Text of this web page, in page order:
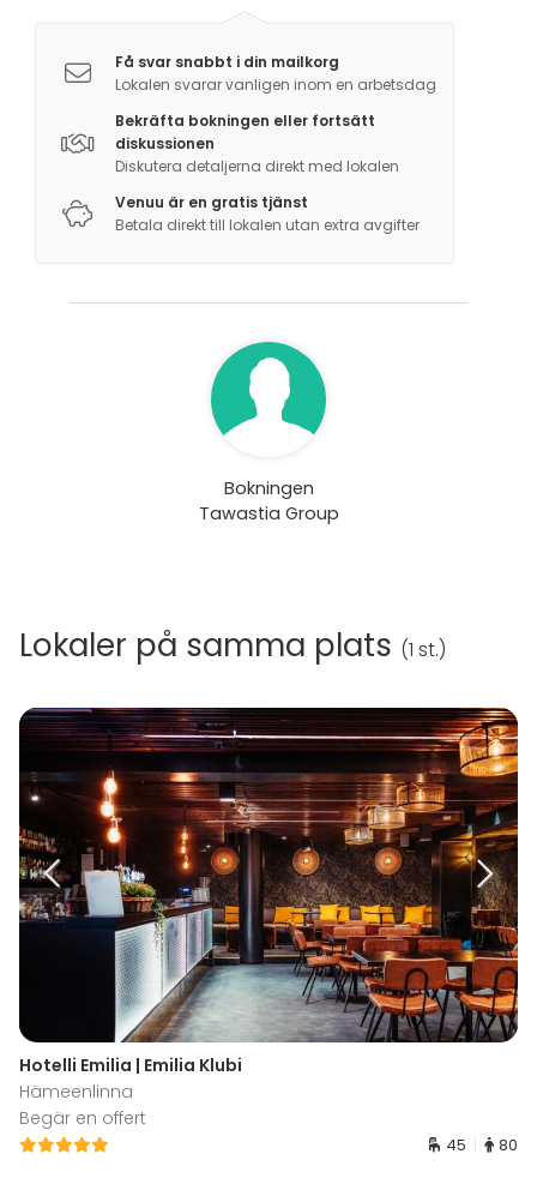
Få svar snabbt i din mailkorg
Lokalen svarar vanligen inom en arbetsdag
Bekräfta bokningen eller fortsätt
diskussionen
Diskutera detaljerna direkt med lokalen
Venuu är en gratis tjänst
Betala direkt till lokalen utan extra avgifter
Bokningen
Tawastia Group
Lokaler på samma plats (1 st.)
Hotelli Emilia | Emilia Klubi
Hämeenlinna
Begär en offert
45 80